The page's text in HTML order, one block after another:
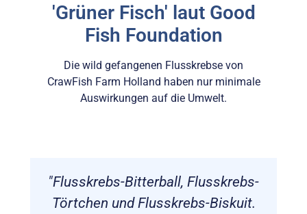
'Grüner Fisch' laut Good
Fish Foundation
Die wild gefangenen Flusskrebse von
CrawFish Farm Holland haben nur minimale
Auswirkungen auf die Umwelt.
"Flusskrebs-Bitterball, Flusskrebs-
Törtchen und Flusskrebs-Biskuit.